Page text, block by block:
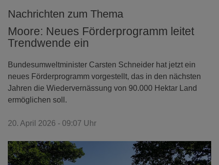
Nachrichten zum Thema
Moore: Neues Förderprogramm leitet
Trendwende ein
Bundesumweltminister Carsten Schneider hat jetzt ein
neues Förderprogramm vorgestellt, das in den nächsten
Jahren die Wiedervernässung von 90.000 Hektar Land
ermöglichen soll.
20. April 2026 - 09:07 Uhr